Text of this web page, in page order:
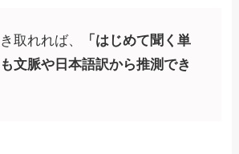
取れれば、
「はじめて聞く単
文脈や日本語訳から推測でき